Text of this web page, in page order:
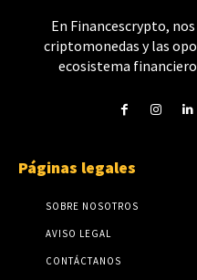
En Financescrypto,
criptomonedas y las
ecosistema
Páginas legales
SOBRE NOSOTROS
AVISO LEGAL
CONTÁCTANOS